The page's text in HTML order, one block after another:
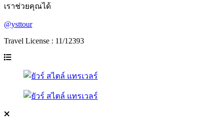
เราช่วยคุณได้
@ysttour
Travel License : 11/12393